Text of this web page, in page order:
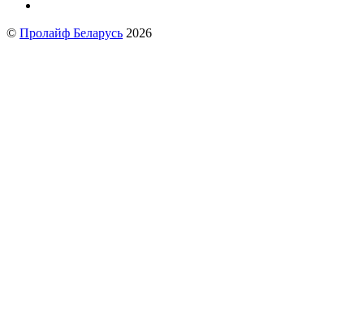
© Пролайф Беларусь 2026